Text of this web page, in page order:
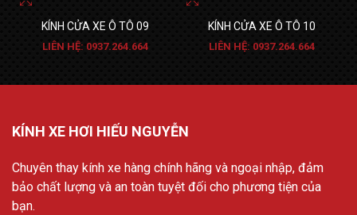
KÍNH CỬA XE Ô TÔ 09
LIÊN HỆ: 0937.264.664
KÍNH CỬA XE Ô TÔ 10
LIÊN HỆ: 0937.264.664
KÍNH XE HƠI HIẾU NGUYỄN
Chuyên thay kính xe hàng chính hãng và ngoại nhập, đảm
bảo chất lượng và an toàn tuyệt đối cho phương tiện của
bạn.